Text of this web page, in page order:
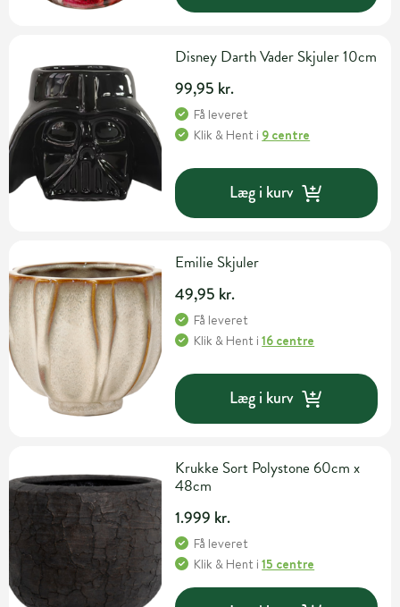
Disney Darth Vader Skjuler 10cm
99,95 kr.
Få leveret
Klik & Hent i 9 centre
Læg i kurv
Emilie Skjuler
49,95 kr.
Få leveret
Klik & Hent i16 centre
Læg i kurv
Krukke Sort Polystone 60cm x
48cm
1.999 kr.
Få leveret
Klik & Hent i15 centre